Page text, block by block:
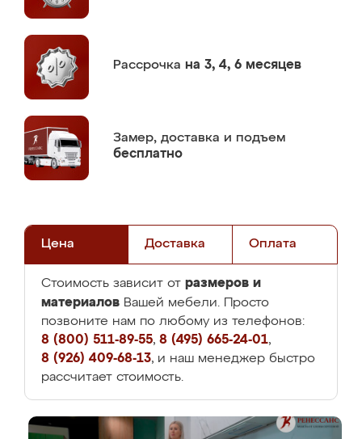
Рассрочка на 3, 4, 6 месяцев
Замер, доставка и подъем
бесплатно
Цена Доставка Оплата
Стоимость зависит от размеров и
материалов Вашей мебели. Просто
позвоните нам по любому из телефонов:
8 (800) 511-89-55, 8 (495) 665-24-01,
8 (926) 409-68-13, и наш менеджер быстро
рассчитает стоимость.